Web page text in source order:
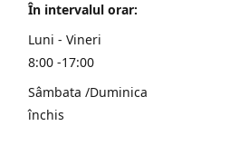
În intervalul orar:
Luni - Vineri
8:00 -17:00
Sâmbata /Duminica
închis